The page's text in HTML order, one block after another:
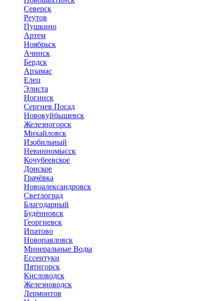
Северск
Реутов
Пушкино
Артем
Ноябрьск
Ачинск
Бердск
Арзамас
Елец
Элиста
Ногинск
Сергиев Посад
Новокуйбышевск
Железногорск
Михайловск
Изобильный
Невинномысск
Кочубеевское
Донское
Грачёвка
Новоалександровск
Светлоград
Благодарный
Будённовск
Георгиевск
Ипатово
Новопавловск
Минеральные Воды
Ессентуки
Пятигорск
Кисловодск
Железноводск
Лермонтов